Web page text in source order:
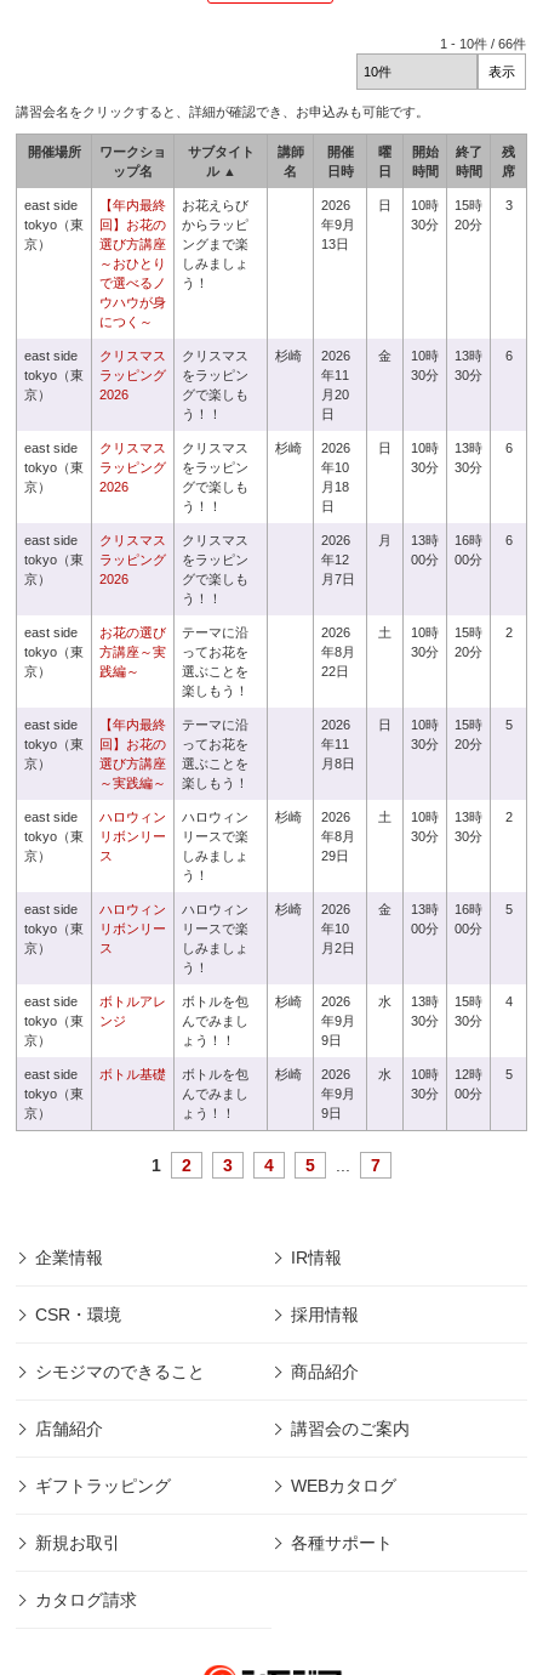
1 - 10件 /66件
講習会名をクリックすると、詳細が確認でき、お申込みも可能です。
開催場所
ワークショ
ップ名
サブタイト
ル ▲
講師
名
開催
日時
曜
日
開始
時間
終了
時間
残
席
east side
tokyo（東
京）
【年内最終
回】お花の
選び方講座
～おひとり
で選べるノ
ウハウが身
につく～
お花えらび
からラッピ
ングまで楽
しみましょ
う！
2026
年9月
13日
日
10時
30分
15時
20分
3
east side
tokyo（東
京）
クリスマス
ラッピング
2026
クリスマス
をラッピン
グで楽しも
う！！
杉崎
2026
年11
月20
日
金
10時
30分
13時
30分
6
east side
tokyo（東
京）
クリスマス
ラッピング
2026
クリスマス
をラッピン
グで楽しも
う！！
杉崎
2026
年10
月18
日
日
10時
30分
13時
30分
6
east side
tokyo（東
京）
クリスマス
ラッピング
2026
クリスマス
をラッピン
グで楽しも
う！！
2026
年12
月7日
月
13時
00分
16時
00分
6
east side
tokyo（東
京）
お花の選び
方講座～実
践編～
テーマに沿
ってお花を
選ぶことを
楽しもう！
2026
年8月
22日
土
10時
30分
15時
20分
2
east side
tokyo（東
京）
【年内最終
回】お花の
選び方講座
～実践編～
テーマに沿
ってお花を
選ぶことを
楽しもう！
2026
年11
月8日
日
10時
30分
15時
20分
5
east side
tokyo（東
京）
ハロウィン
リボンリー
ス
ハロウィン
リースで楽
しみましょ
う！
杉崎
2026
年8月
29日
土
10時
30分
13時
30分
2
east side
tokyo（東
京）
ハロウィン
リボンリー
ス
ハロウィン
リースで楽
しみましょ
う！
杉崎
2026
年10
月2日
金
13時
00分
16時
00分
5
east side
tokyo（東
京）
ボトルアレ
ンジ
ボトルを包
んでみまし
ょう！！
杉崎
2026
年9月
9日
水
13時
30分
15時
30分
4
east side
tokyo（東
京）
ボトル基礎
ボトルを包
んでみまし
ょう！！
杉崎
2026
年9月
9日
水
10時
30分
12時
00分
5
1 2 3 4 5 7
企業情報 IR情報
CSR・環境 採用情報
シモジマのできること 商品紹介
店舗紹介 講習会のご案内
ギフトラッピング WEBカタログ
新規お取引 各種サポート
カタログ請求